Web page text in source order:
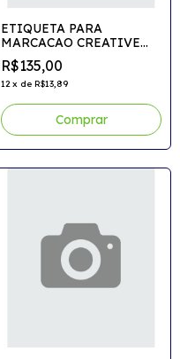
ETIQUETA PARA
MARCACAO CREATIVE
Gondola C/1000etiq. Am
R$135,00
12 x de R$13,89
Comprar